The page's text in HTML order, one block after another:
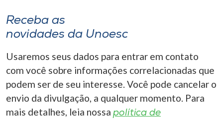
Receba as
novidades da Unoesc
Usaremos seus dados para entrar em contato
com você sobre informações correlacionadas que
podem ser de seu interesse. Você pode cancelar o
envio da divulgação, a qualquer momento. Para
mais detalhes, leia nossa política de